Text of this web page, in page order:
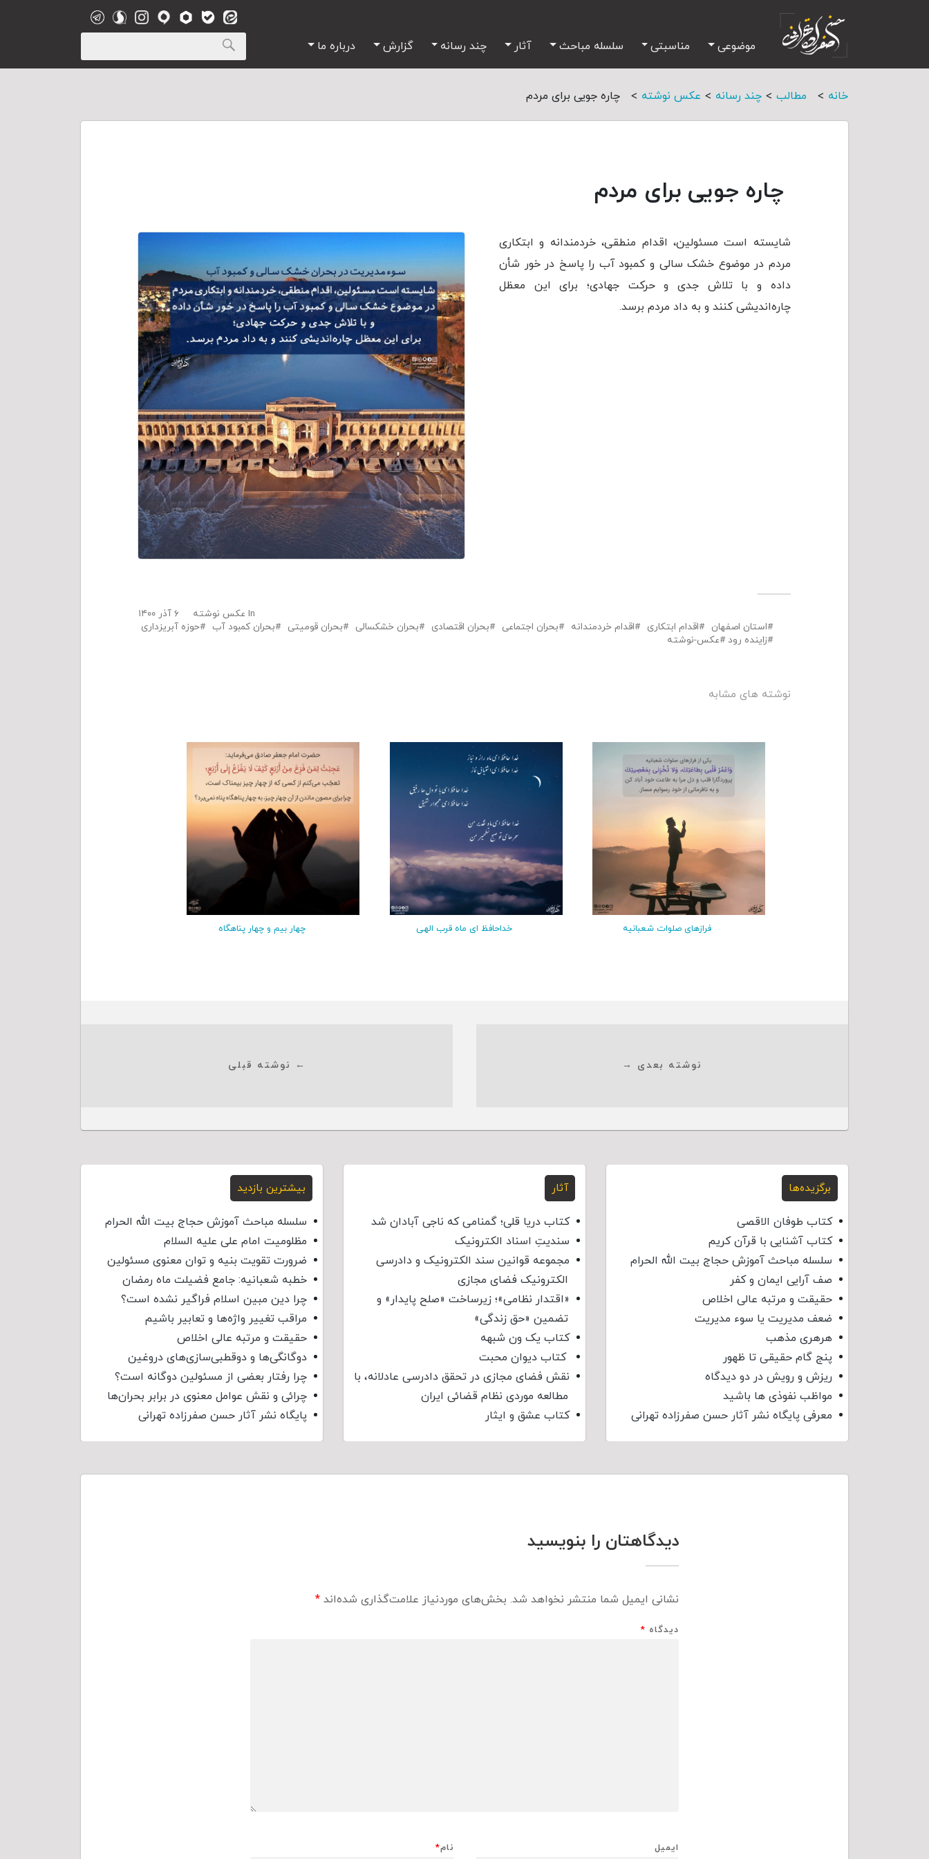
موضوعی مناسبتی سلسله مباحث آثار چند رسانه گزارش درباره ما
خانه > مطالب > چند رسانه > عکس نوشته > چاره جویی برای مردم
چاره جویی برای مردم
شایسته است مسئولین، اقدام منطقی، خردمندانه و ابتکاری
مردم در موضوع خشک سالی و کمبود آب را پاسخ در خور شأن
داده و با تلاش جدی و حرکت جهادی؛ برای این معظل
چاره‌اندیشی کنند و به داد مردم برسد.
۶ آذر ۱۴۰۰ In عکس نوشته
استان اصفهان
اقدام ابتکاری اقدام خردمندانه بحران اجتماعی بحران اقتصادی بحران خشکسالی بحران قومیتی بحران کمبود آب
حوزه آبریزداری
زاینده رود
عکس-نوشته
نوشته های مشابه
فرازهای صلوات شعبانیه خداحافظ ‌ای ماه قرب الهی چهار بیم و چهار پناهگاه
← نوشته قبلی نوشته بعدی →
برگزیده‌ها
کتاب طوفان الاقصی
کتاب آشنایی با قرآن کریم
سلسله مباحث آموزش حجاج بیت الله الحرام
صف آرایی ایمان و کفر
حقیقت و مرتبه عالی اخلاص
ضعف مدیریت یا سوء مدیریت
هرهری مذهب
پنج گام حقیقی تا ظهور
ریزش و رویش در دو دیدگاه
مواظب نفوذی‌ ها باشید
معرفی پایگاه نشر آثار حسن صفرزاده تهرانی
آثار
کتاب دریا قلی؛ گمنامی که ناجی آبادان شد
سندیتِ اسناد الکترونیک
مجموعه قوانین سند الکترونیک و دادرسی
الکترونیک فضای مجازی
«اقتدار نظامی»؛ زیرساخت «صلح پایدار» و
تضمین «حق زندگی»
کتاب یک ون شبهه
کتاب دیوان محبت
نقش فضای مجازی در تحقق دادرسی عادلانه، با
مطالعه موردی نظام قضائی ایران
کتاب عشق و ایثار
بیشترین بازدید
سلسله مباحث آموزش حجاج بیت الله الحرام
مظلومیت امام علی علیه السلام
ضرورت تقویت بنیه و توان معنوی مسئولین
خطبه شعبانیه: جامع فضیلت ماه رمضان
چرا دین مبین اسلام فراگیر نشده است؟
مراقب تغییر واژه‌ها و تعابیر باشیم
حقیقت و مرتبه عالی اخلاص
دوگانگی‌ها و دوقطبی‌سازی‌های دروغین
چرا رفتار بعضی از مسئولین دوگانه است؟
چرائی و نقش عوامل معنوی در برابر بحران‌ها
پایگاه نشر آثار حسن صفرزاده تهرانی
دیدگاهتان را بنویسید
نشانی ایمیل شما منتشر نخواهد شد. بخش‌های موردنیاز علامت‌گذاری شده‌اند *
دیدگاه *
نام* ایمیل